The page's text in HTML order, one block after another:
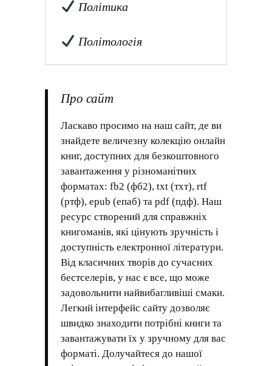
Політика
Політологія
Про сайт
Ласкаво просимо на наш сайт, де ви
знайдете величезну колекцію онлайн
книг, доступних для безкоштовного
завантаження у різноманітних
форматах: fb2 (фб2), txt (тхт), rtf
(ртф), epub (епаб) та pdf (пдф). Наш
ресурс створений для справжніх
книгоманів, які цінують зручність і
доступність електронної літератури.
Від класичних творів до сучасних
бестселерів, у нас є все, що може
задовольнити найвибагливіші смаки.
Легкий інтерфейс сайту дозволяє
швидко знаходити потрібні книги та
завантажувати їх у зручному для вас
форматі. Долучайтеся до нашої